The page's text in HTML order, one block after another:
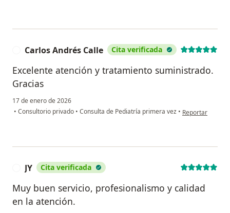
Carlos Andrés Calle Cita verificada
Excelente atención y tratamiento suministrado.
Gracias
17 de enero de 2026
• Consultorio privado • Consulta de Pediatría primera vez • en opinión del
Reportar
JY Cita verificada
Muy buen servicio, profesionalismo y calidad
en la atención.